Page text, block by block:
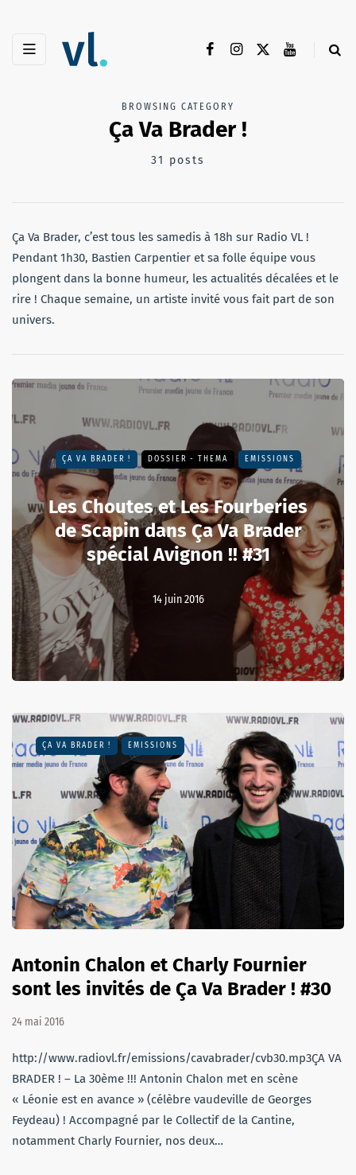
BROWSING CATEGORY
Ça Va Brader !
31 posts
Ça Va Brader, c’est tous les samedis à 18h sur Radio VL !
Pendant 1h30, Bastien Carpentier et sa folle équipe vous
plongent dans la bonne humeur, les actualités décalées et le
rire ! Chaque semaine, un artiste invité vous fait part de son
univers.
ÇA VA BRADER ! DOSSIER - THEMA EMISSIONS
Les Choutes et Les Fourberies
de Scapin dans Ça Va Brader
spécial Avignon !! #31
14 juin 2016
ÇA VA BRADER ! EMISSIONS
Antonin Chalon et Charly Fournier
sont les invités de Ça Va Brader ! #30
24 mai 2016
http://www.radiovl.fr/emissions/cavabrader/cvb30.mp3ÇA VA
BRADER ! – La 30ème !!! Antonin Chalon met en scène
« Léonie est en avance » (célèbre vaudeville de Georges
Feydeau) ! Accompagné par le Collectif de la Cantine,
notamment Charly Fournier, nos deux…